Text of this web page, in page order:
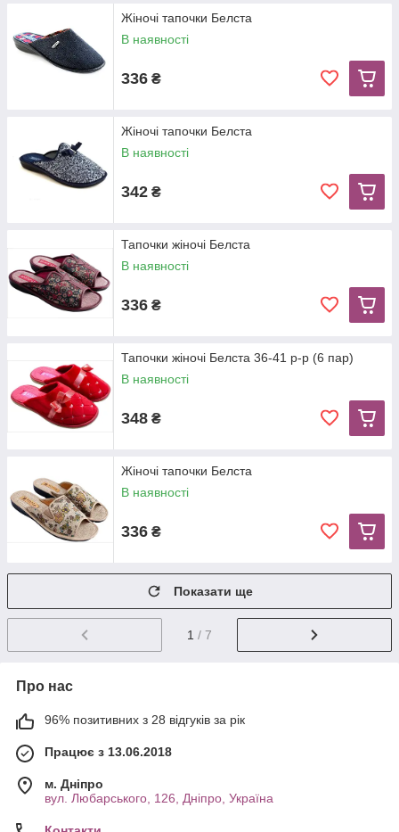
Жіночі тапочки Белста
В наявності
336 ₴
Жіночі тапочки Белста
В наявності
342 ₴
Тапочки жіночі Белста
В наявності
336 ₴
Тапочки жіночі Белста 36-41 р-р (6 пар)
В наявності
348 ₴
Жіночі тапочки Белста
В наявності
336 ₴
Показати ще
1 / 7
Про нас
96% позитивних з 28 відгуків за рік
Працює з 13.06.2018
м. Дніпро
вул. Любарського, 126, Дніпро, Україна